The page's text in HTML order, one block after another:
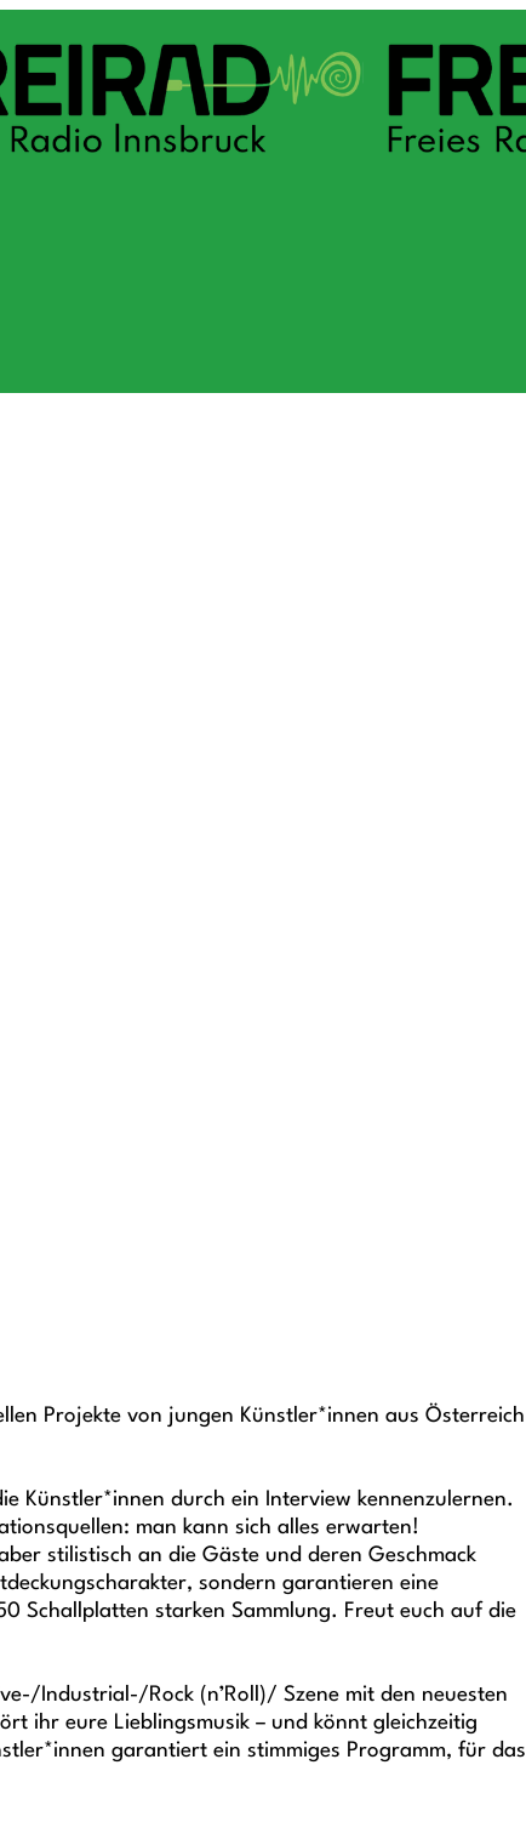
Projekte von jungen Künstler*innen aus Österreich
Künstler*innen durch ein Interview kennenzulernen.
man kann sich alles erwarten!
stilistisch an die Gäste und deren Geschmack
sondern garantieren eine
Schallplatten starken Sammlung. Freut euch auf die
Industrial-/Rock (n’Roll)/ Szene mit den neuesten
ihr eure Lieblingsmusik – und könnt gleichzeitig
garantiert ein stimmiges Programm, für das